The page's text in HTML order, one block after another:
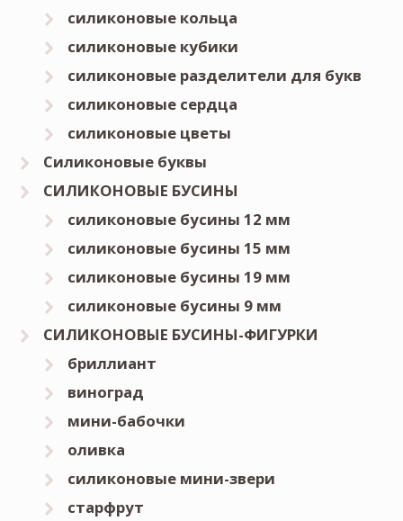
силиконовые кольца
силиконовые кубики
силиконовые разделители для букв
силиконовые сердца
силиконовые цветы
Силиконовые буквы
СИЛИКОНОВЫЕ БУСИНЫ
силиконовые бусины 12 мм
силиконовые бусины 15 мм
силиконовые бусины 19 мм
силиконовые бусины 9 мм
СИЛИКОНОВЫЕ БУСИНЫ-ФИГУРКИ
бриллиант
виноград
мини-бабочки
оливка
силиконовые мини-звери
старфрут